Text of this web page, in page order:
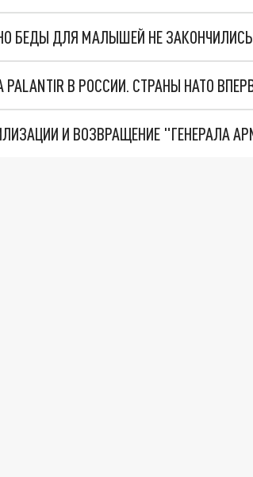
БЕДЫ ДЛЯ МАЛЫШЕЙ НЕ ЗАКОНЧИЛИСЬ